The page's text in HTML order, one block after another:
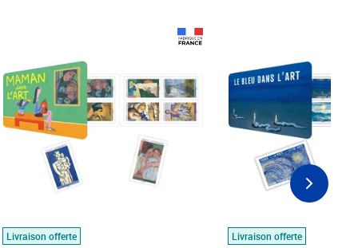
Livraison offerte
Livraison offerte